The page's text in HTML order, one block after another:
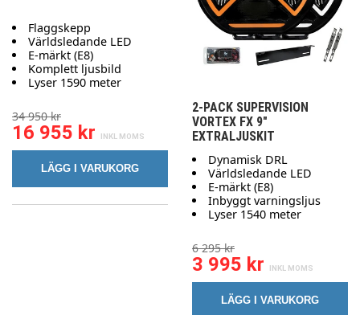
Flaggskepp
Världsledande LED
E-märkt (E8)
Komplett ljusbild
Lyser 1590 meter
34 950 kr
16 955 kr
LÄGG I VARUKORG
2-PACK SUPERVISION
VORTEX FX 9"
EXTRALJUSKIT
Dynamisk DRL
Världsledande LED
E-märkt (E8)
Inbyggt varningsljus
Lyser 1540 meter
6 295 kr
3 995 kr
LÄGG I VARUKORG